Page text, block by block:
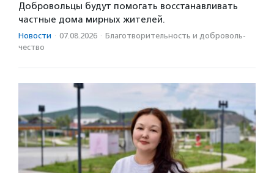
Добровольцы будут помогать восстанавливать
частные дома мирных жителей.
Новости · 07.08.2026 · Благотвори­тель­ность и доброволь­
чест­во